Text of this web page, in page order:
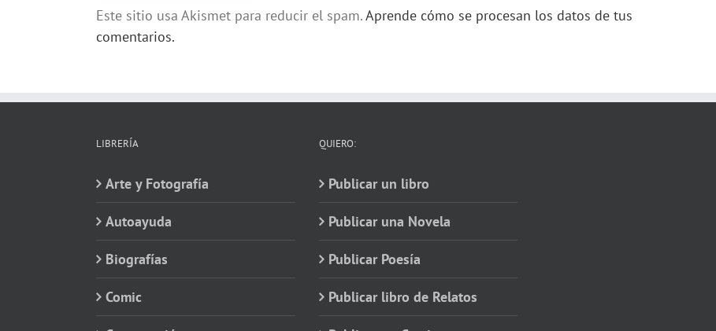
Este sitio usa Akismet para reducir el spam.Aprende cómo se procesan los datos de tus
comentarios.
LIBRERÍA
Arte y Fotografía
Autoayuda
Biografías
Comic
QUIERO:
Publicar un libro
Publicar una Novela
Publicar Poesía
Publicar libro de Relatos